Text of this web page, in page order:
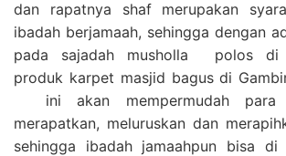
dan rapatnya shaf merupakan
ibadah berjamaah, sehingga dengan
pada sajadah musholla polos di
produk karpet masjid bagus di
ini akan mempermudah para
merapatkan, meluruskan dan
sehingga ibadah jamaahpun bisa di